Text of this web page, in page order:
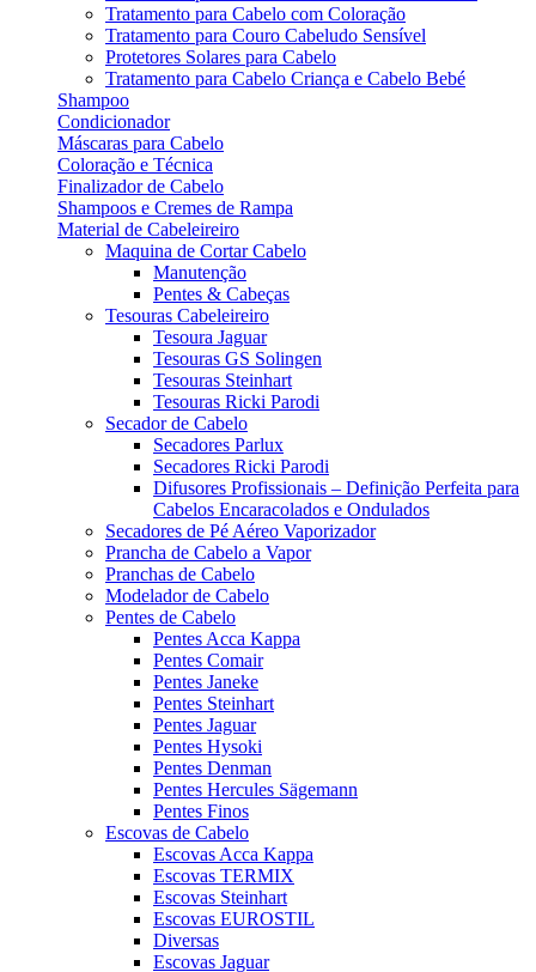
Tratamento para Cabelo com Coloração
Tratamento para Couro Cabeludo Sensível
Protetores Solares para Cabelo
Tratamento para Cabelo Criança e Cabelo Bebé
Shampoo
Condicionador
Máscaras para Cabelo
Coloração e Técnica
Finalizador de Cabelo
Shampoos e Cremes de Rampa
Material de Cabeleireiro
Maquina de Cortar Cabelo
Manutenção
Pentes & Cabeças
Tesouras Cabeleireiro
Tesoura Jaguar
Tesouras GS Solingen
Tesouras Steinhart
Tesouras Ricki Parodi
Secador de Cabelo
Secadores Parlux
Secadores Ricki Parodi
Difusores Profissionais – Definição Perfeita para
Cabelos Encaracolados e Ondulados
Secadores de Pé Aéreo Vaporizador
Prancha de Cabelo a Vapor
Pranchas de Cabelo
Modelador de Cabelo
Pentes de Cabelo
Pentes Acca Kappa
Pentes Comair
Pentes Janeke
Pentes Steinhart
Pentes Jaguar
Pentes Hysoki
Pentes Denman
Pentes Hercules Sägemann
Pentes Finos
Escovas de Cabelo
Escovas Acca Kappa
Escovas TERMIX
Escovas Steinhart
Escovas EUROSTIL
Diversas
Escovas Jaguar